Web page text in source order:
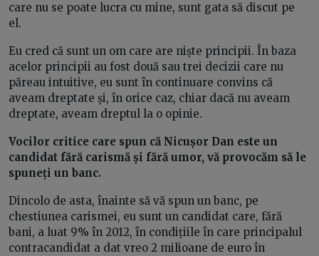
care nu se poate lucra cu mine, sunt gata să discut pe
el.
Eu cred că sunt un om care are niște principii. În baza
acelor principii au fost două sau trei decizii care nu
păreau intuitive, eu sunt în continuare convins că
aveam dreptate și, în orice caz, chiar dacă nu aveam
dreptate, aveam dreptul la o opinie.
Vocilor critice care spun că Nicușor Dan este un
candidat fără carismă și fără umor, vă provocăm să le
spuneți un banc.
Dincolo de asta, înainte să vă spun un banc, pe
chestiunea carismei, eu sunt un candidat care, fără
bani, a luat 9% în 2012, în condițiile în care principalul
contracandidat a dat vreo 2 milioane de euro în